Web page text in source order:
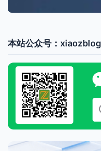
本站公众号：xiaozblog